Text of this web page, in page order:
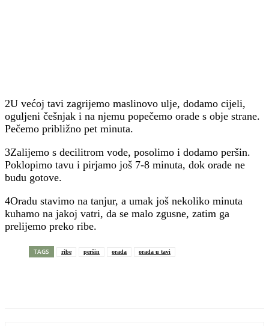
2U većoj tavi zagrijemo maslinovo ulje, dodamo cijeli,
oguljeni češnjak i na njemu popečemo orade s obje strane.
Pečemo približno pet minuta.
3Zalijemo s decilitrom vode, posolimo i dodamo peršin.
Poklopimo tavu i pirjamo još 7-8 minuta, dok orade ne
budu gotove.
4Oradu stavimo na tanjur, a umak još nekoliko minuta
kuhamo na jakoj vatri, da se malo zgusne, zatim ga
prelijemo preko ribe.
TAGS ribe peršin orada orada u tavi